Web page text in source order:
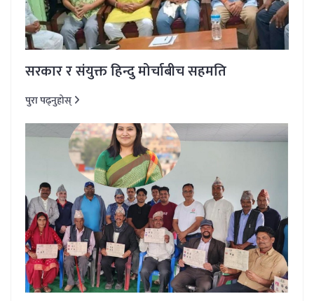
सरकार र संयुक्त हिन्दु मोर्चाबीच सहमति
पुरा पढ्नुहोस्